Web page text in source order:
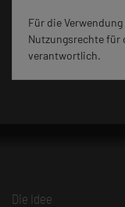
Für die
Nutzungsrechte für
verantwortlich.
Die Idee